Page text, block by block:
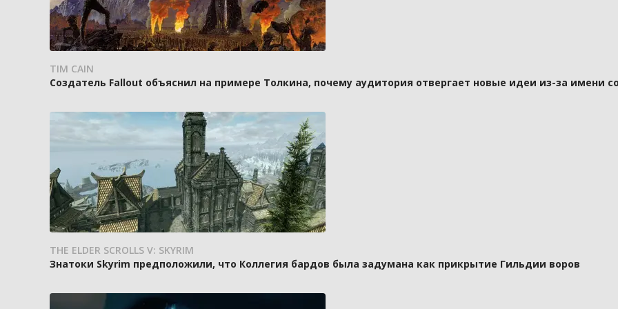
TIM CAIN
Создатель Fallout объяснил на примере Толкина, почему аудитория отвергает новые идеи из-за имени
THE ELDER SCROLLS V: SKYRIM
Знатоки Skyrim предположили, что Коллегия бардов была задумана как прикрытие Гильдии воров